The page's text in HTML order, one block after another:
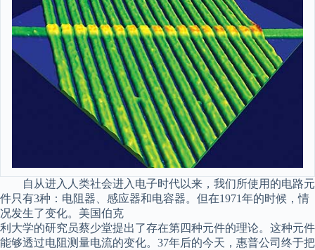
自从进入人类社会进入电子时代以来，我们所使用的电路元
件只有3种：电阻器、感应器和电容器。但在1971年的时候，情
况发生了变化。美国伯克
利大学的研究员蔡少堂提出了存在第四种元件的理论。这种元件
能够透过电阻测量电流的变化。37年后的今天，惠普公司终于把